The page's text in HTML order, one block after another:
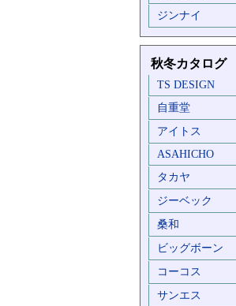
ジンナイ
秋冬カタログ
TS DESIGN
自重堂
アイトス
ASAHICHO
タカヤ
ジーベック
桑和
ビッグボーン
コーコス
サンエス